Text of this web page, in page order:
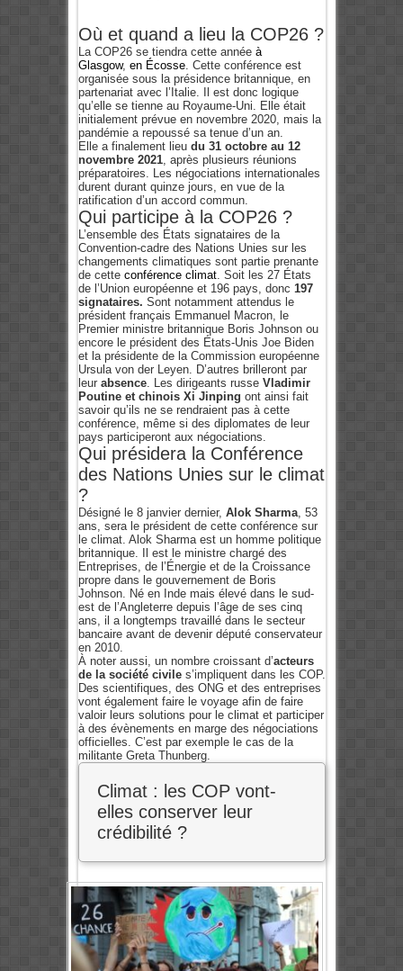
Où et quand a lieu la COP26 ?
La COP26 se tiendra cette année à
Glasgow, en Écosse. Cette conférence est
organisée sous la présidence britannique, en
partenariat avec l’Italie. Il est donc logique
qu’elle se tienne au Royaume-Uni. Elle était
initialement prévue en novembre 2020, mais la
pandémie a repoussé sa tenue d’un an.
Elle a finalement lieu du 31 octobre au 12
novembre 2021, après plusieurs réunions
préparatoires. Les négociations internationales
durent durant quinze jours, en vue de la
ratification d’un accord commun.
Qui participe à la COP26 ?
L’ensemble des États signataires de la
Convention-cadre des Nations Unies sur les
changements climatiques sont partie prenante
de cette conférence climat. Soit les 27 États
de l’Union européenne et 196 pays, donc 197
signataires. Sont notamment attendus le
président français Emmanuel Macron, le
Premier ministre britannique Boris Johnson ou
encore le président des États-Unis Joe Biden
et la présidente de la Commission européenne
Ursula von der Leyen. D’autres brilleront par
leur absence. Les dirigeants russe Vladimir
Poutine et chinois Xi Jinping ont ainsi fait
savoir qu’ils ne se rendraient pas à cette
conférence, même si des diplomates de leur
pays participeront aux négociations.
Qui présidera la Conférence
des Nations Unies sur le climat
?
Désigné le 8 janvier dernier, Alok Sharma, 53
ans, sera le président de cette conférence sur
le climat. Alok Sharma est un homme politique
britannique. Il est le ministre chargé des
Entreprises, de l’Énergie et de la Croissance
propre dans le gouvernement de Boris
Johnson. Né en Inde mais élevé dans le sud-
est de l’Angleterre depuis l’âge de ses cinq
ans, il a longtemps travaillé dans le secteur
bancaire avant de devenir député conservateur
en 2010.
À noter aussi, un nombre croissant d’acteurs
de la société civiles’impliquent dans les COP.
Des scientifiques, des ONG et des entreprises
vont également faire le voyage afin de faire
valoir leurs solutions pour le climat et participer
à des évènements en marge des négociations
officielles. C’est par exemple le cas de la
militante Greta Thunberg.
Climat : les COP vont-
elles conserver leur
crédibilité ?